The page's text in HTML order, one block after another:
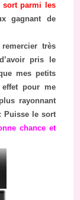
sort parmi les
gagnant de
très
pris le
mes petits
effet pour me
rayonnant
Puisse le sort
chance et